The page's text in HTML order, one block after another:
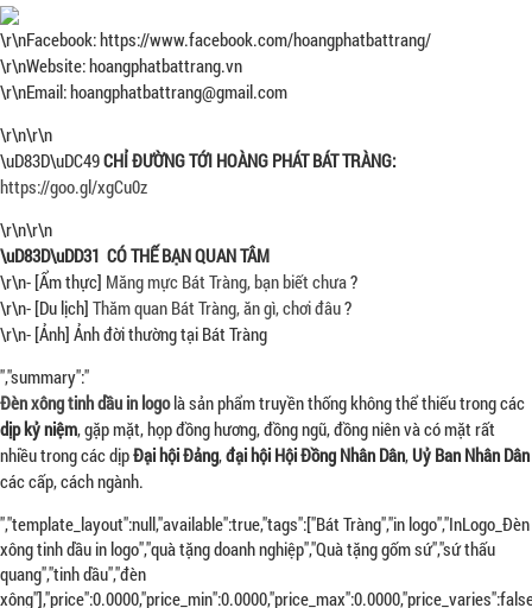
\r\nFacebook: https://www.facebook.com/hoangphatbattrang/
\r\nWebsite: hoangphatbattrang.vn
\r\nEmail: hoangphatbattrang@gmail.com
\r\n\r\n
\uD83D\uDC49CHỈ ĐƯỜNG TỚI HOÀNG PHÁT BÁT TRÀNG:
https://goo.gl/xgCu0z
\r\n\r\n
\uD83D\uDD31 CÓ THẾ BẠN QUAN TÂM
\r\n- [Ẩm thực] Măng mực Bát Tràng, bạn biết chưa?
\r\n- [Du lịch] Thăm quan Bát Tràng, ăn gì, chơi đâu?
\r\n- [Ảnh] Ảnh đời thường tại Bát Tràng
","summary":"
Đèn xông tinh dầu in logo là sản phẩm truyền thống không thể thiếu trong các
dịp kỷ niệm, gặp mặt, họp đồng hương, đồng ngũ, đồng niên và có mặt rất
nhiều trong các dịpĐại hội Đảng,đại hội Hội Đồng Nhân Dân,Uỷ Ban Nhân Dân
các cấp, cách ngành.
","template_layout":null,"available":true,"tags":["Bát Tràng","in logo","InLogo_Đèn
xông tinh dầu in logo","quà tặng doanh nghiệp","Quà tặng gốm sứ","sứ thấu
quang","tinh dầu","đèn